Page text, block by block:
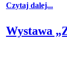
Czytaj dalej...
Wystawa